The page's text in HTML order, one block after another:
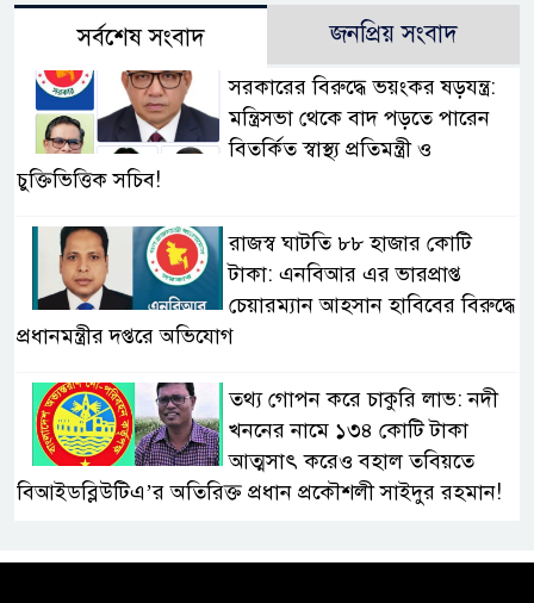
সর্বশেষ সংবাদ জনপ্রিয় সংবাদ
সরকারের বিরুদ্ধে ভয়ংকর ষড়যন্ত্র:
মন্ত্রিসভা থেকে বাদ পড়তে পারেন
বিতর্কিত স্বাস্থ্য প্রতিমন্ত্রী ও
চুক্তিভিত্তিক সচিব!
রাজস্ব ঘাটতি ৮৮ হাজার কোটি
টাকা: এনবিআর এর ভারপ্রাপ্ত
চেয়ারম্যান আহসান হাবিবের বিরুদ্ধে
প্রধানমন্ত্রীর দপ্তরে অভিযোগ
তথ্য গোপন করে চাকুরি লাভ: নদী
খননের নামে ১৩৪ কোটি টাকা
আত্মসাৎ করেও বহাল তবিয়তে
বিআইডব্লিউটিএ’র অতিরিক্ত প্রধান প্রকৌশলী সাইদুর রহমান!